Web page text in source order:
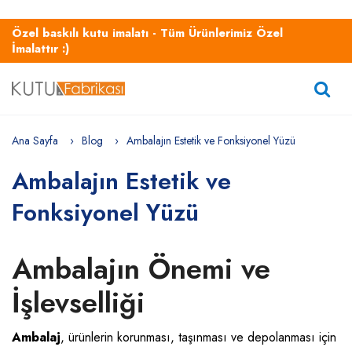
Özel baskılı kutu imalatı - Tüm Ürünlerimiz Özel
İmalattır :)
Ana Sayfa Blog Ambalajın Estetik ve Fonksiyonel Yüzü
Ambalajın Estetik ve
Fonksiyonel Yüzü
Ambalajın Önemi ve
İşlevselliği
Ambalaj, ürünlerin korunması, taşınması ve depolanması için